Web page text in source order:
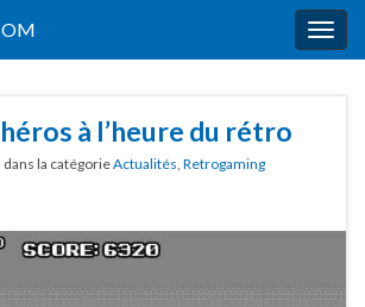
à l’heure du rétro
dans la catégorieActualités, Retrogaming